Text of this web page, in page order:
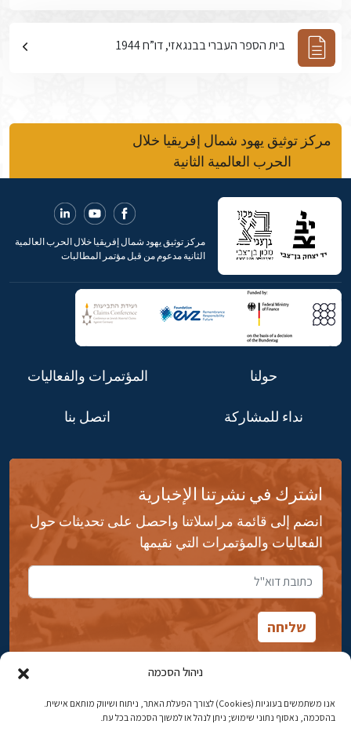
ניהול הסכמה
אנו משתמשים בעוגיות (Cookies) לצורך הפעלת האתר, ניתוח ושיווק מותאם אישית.
בהסכמה, נאסוף נתוני שימוש; ניתן לנהל או למשוך הסכמה בכל עת.
בית הספר העברי בבנגאזי, דו”ח 1944
مركز توثيق يهود شمال إفريقيا خلال
الحرب العالمية الثانية
مركز توثيق يهود شمال إفريقيا خلال الحرب العالمية
الثانية مدعوم من قبل مؤتمر المطالبات
حولنا المؤتمرات والفعاليات
نداء للمشاركة اتصل بنا
اشترك في نشرتنا الإخبارية
انضم إلى قائمة مراسلاتنا واحصل على تحديثات حول
الفعاليات والمؤتمرات التي نقيمها
شارع ابن جبيرول، رحافيا ١٤ أورشليم - القدس